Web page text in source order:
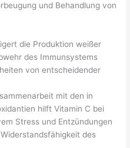
und Behandlung von
die Produktion weißer
des Immunsystems
von entscheidender
mit den in
hilft Vitamin C bei
Stress und Entzündungen
des